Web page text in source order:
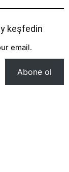
keşfedin
email.
Abone ol